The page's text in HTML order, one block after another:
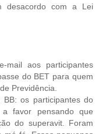
desacordo com a Lei
mail aos participantes
do BET para quem
Previdência.
os participantes do
a favor pensando que
do superavit. Foram